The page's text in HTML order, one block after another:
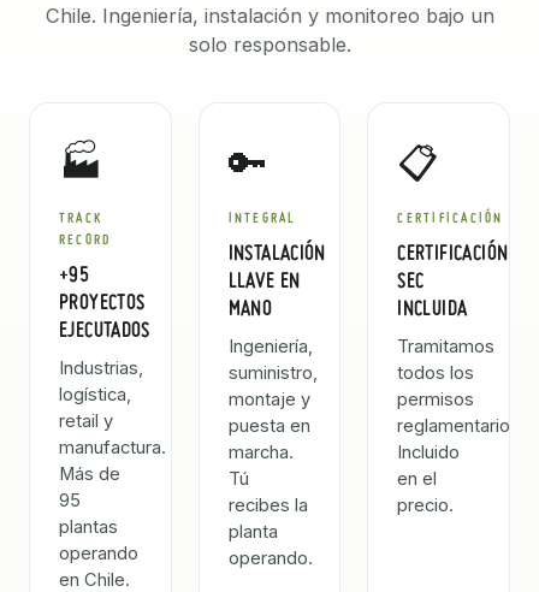
Chile. Ingeniería, instalación y monitoreo bajo un
solo responsable.
🏭
TRACK
RECORD
+95
PROYECTOS
EJECUTADOS
Industrias,
logística,
retail y
manufactura.
Más de
95
plantas
operando
en Chile.
🔑
INTEGRAL
INSTALACIÓN
LLAVE EN
MANO
Ingeniería,
suministro,
montaje y
puesta en
marcha.
Tú
recibes la
planta
operando.
📋
CERTIFICACIÓN
CERTIFICACIÓN
SEC
INCLUIDA
Tramitamos
todos los
permisos
reglamentarios.
Incluido
en el
precio.